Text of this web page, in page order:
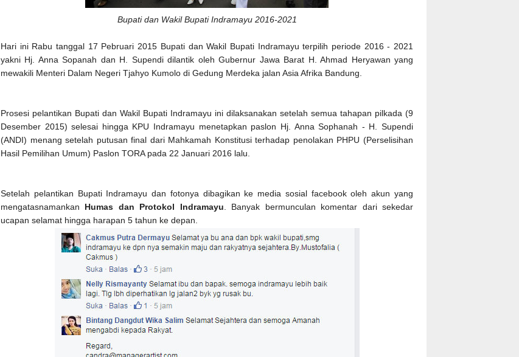
Bupati dan Wakil Bupati Indramayu 2016-2021
Hari ini Rabu tanggal 17 Pebruari 2015 Bupati dan Wakil Bupati Indramayu terpilih periode 2016 - 2021
yakni Hj. Anna Sopanah dan H. Supendi dilantik oleh Gubernur Jawa Barat H. Ahmad Heryawan yang
mewakili Menteri Dalam Negeri Tjahyo Kumolo di Gedung Merdeka jalan Asia Afrika Bandung.
Prosesi pelantikan Bupati dan Wakil Bupati Indramayu ini dilaksanakan setelah semua tahapan pilkada (9
Desember 2015) selesai hingga KPU Indramayu menetapkan paslon Hj. Anna Sophanah - H. Supendi
(ANDI) menang setelah putusan final dari Mahkamah Konstitusi terhadap penolakan PHPU (Perselisihan
Hasil Pemilihan Umum) Paslon TORA pada 22 Januari 2016 lalu.
Setelah pelantikan Bupati Indramayu dan fotonya dibagikan ke media sosial facebook oleh akun yang
mengatasnamankan Humas dan Protokol Indramayu . Banyak bermunculan komentar dari sekedar
ucapan selamat hingga harapan 5 tahun ke depan.